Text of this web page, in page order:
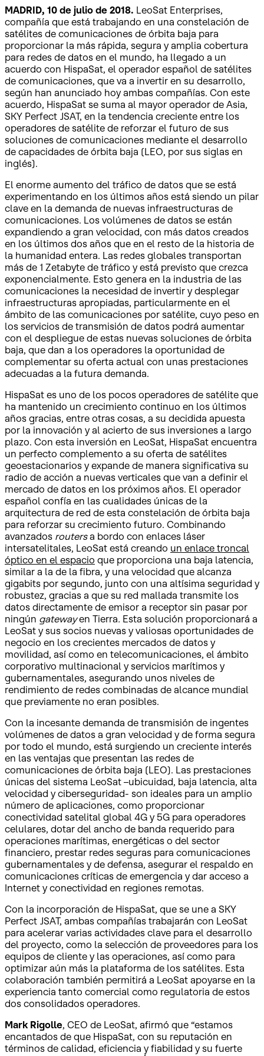
MADRID, 10 de julio de 2018. LeoSat Enterprises,
compañía que está trabajando en una constelación de
satélites de comunicaciones de órbita baja para
proporcionar la más rápida, segura y amplia cobertura
para redes de datos en el mundo, ha llegado a un
acuerdo con HispaSat, el operador español de satélites
de comunicaciones, que va a invertir en su desarrollo,
según han anunciado hoy ambas compañías. Con este
acuerdo, HispaSat se suma al mayor operador de Asia,
SKY Perfect JSAT, en la tendencia creciente entre los
operadores de satélite de reforzar el futuro de sus
soluciones de comunicaciones mediante el desarrollo
de capacidades de órbita baja (LEO, por sus siglas en
inglés).
El enorme aumento del tráfico de datos que se está
experimentando en los últimos años está siendo un pilar
clave en la demanda de nuevas infraestructuras de
comunicaciones. Los volúmenes de datos se están
expandiendo a gran velocidad, con más datos creados
en los últimos dos años que en el resto de la historia de
la humanidad entera. Las redes globales transportan
más de 1 Zetabyte de tráfico y está previsto que crezca
exponencialmente. Esto genera en la industria de las
comunicaciones la necesidad de invertir y desplegar
infraestructuras apropiadas, particularmente en el
ámbito de las comunicaciones por satélite, cuyo peso en
los servicios de transmisión de datos podrá aumentar
con el despliegue de estas nuevas soluciones de órbita
baja, que dan a los operadores la oportunidad de
complementar su oferta actual con unas prestaciones
adecuadas a la futura demanda.
HispaSat es uno de los pocos operadores de satélite que
ha mantenido un crecimiento continuo en los últimos
años gracias, entre otras cosas, a su decidida apuesta
por la innovación y al acierto de sus inversiones a largo
plazo. Con esta inversión en LeoSat, HispaSat encuentra
un perfecto complemento a su oferta de satélites
geoestacionarios y expande de manera significativa su
radio de acción a nuevas verticales que van a definir el
mercado de datos en los próximos años. El operador
español confía en las cualidades únicas de la
arquitectura de red de esta constelación de órbita baja
para reforzar su crecimiento futuro. Combinando
avanzados routersa bordo con enlaces láser
intersatelitales, LeoSat está creando un enlace troncal
óptico en el espacio que proporciona una baja latencia,
similar a la de la fibra, y una velocidad que alcanza
gigabits por segundo, junto con una altísima seguridad y
robustez, gracias a que su red mallada transmite los
datos directamente de emisor a receptor sin pasar por
ningún gatewayen Tierra. Esta solución proporcionará a
LeoSat y sus socios nuevas y valiosas oportunidades de
negocio en los crecientes mercados de datos y
movilidad, así como en telecomunicaciones, el ámbito
corporativo multinacional y servicios marítimos y
gubernamentales, asegurando unos niveles de
rendimiento de redes combinadas de alcance mundial
que previamente no eran posibles.
Con la incesante demanda de transmisión de ingentes
volúmenes de datos a gran velocidad y de forma segura
por todo el mundo, está surgiendo un creciente interés
en las ventajas que presentan las redes de
comunicaciones de órbita baja (LEO). Las prestaciones
únicas del sistema LeoSat –ubicuidad, baja latencia, alta
velocidad y ciberseguridad- son ideales para un amplio
número de aplicaciones, como proporcionar
conectividad satelital global 4G y 5G para operadores
celulares, dotar del ancho de banda requerido para
operaciones marítimas, energéticas o del sector
financiero, prestar redes seguras para comunicaciones
gubernamentales y de defensa, asegurar el respaldo en
comunicaciones críticas de emergencia y dar acceso a
Internet y conectividad en regiones remotas.
Con la incorporación de HispaSat, que se une a SKY
Perfect JSAT, ambas compañías trabajarán con LeoSat
para acelerar varias actividades clave para el desarrollo
del proyecto, como la selección de proveedores para los
equipos de cliente y las operaciones, así como para
optimizar aún más la plataforma de los satélites. Esta
colaboración también permitirá a LeoSat apoyarse en la
experiencia tanto comercial como regulatoria de estos
dos consolidados operadores.
Mark Rigolle, CEO de LeoSat, afirmó que “estamos
encantados de que HispaSat, con su reputación en
términos de calidad, eficiencia y fiabilidad y su fuerte